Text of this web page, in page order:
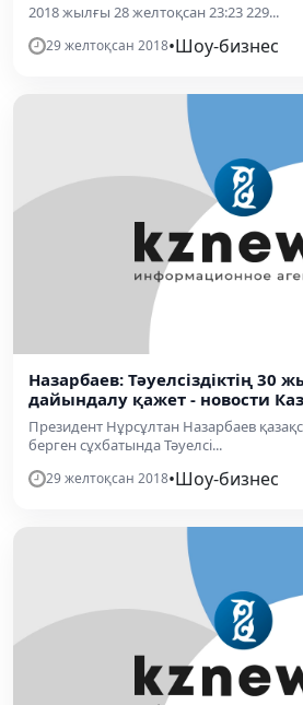
2018 жылғы 28 желтоқсан 23:23 229...
29 желтоқсан 2018•Шоу-бизнес
Назарбаев: Тәуелсіздіктің 30
дайындалу қажет - новости
Президент Нұрсұлтан Назарбаев
берген сұхбатында Тәуелсі...
29 желтоқсан 2018•Шоу-бизнес